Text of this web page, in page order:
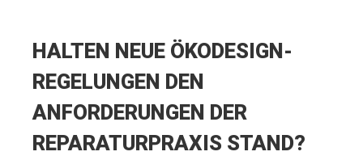
HALTEN NEUE ÖKODESIGN-
REGELUNGEN DEN
ANFORDERUNGEN DER
REPARATURPRAXIS STAND?